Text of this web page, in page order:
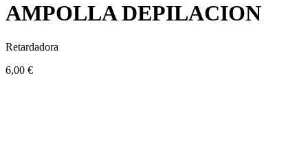
AMPOLLA DEPILACION
Retardadora
6,00 €